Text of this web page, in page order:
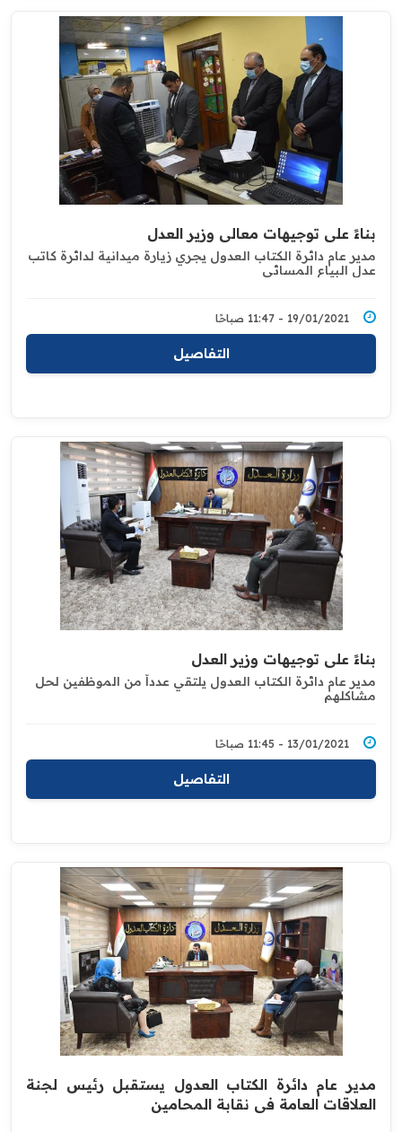
بناءً على توجيهات معالي وزير العدل ‏
مدير عام دائرة الكتاب العدول يجري زيارة ميدانية ‏لدائرة كاتب
عدل البياع المسائي
19/01/2021 - 11:47 صباحًا
التفاصيل
بناءً على توجيهات وزير العدل
مدير عام دائرة الكتاب العدول يلتقي عدداً من الموظفين لحل
مشاكلهم
13/01/2021 - 11:45 صباحًا
التفاصيل
مدير عام دائرة الكتاب العدول يستقبل رئيس لجنة
‏العلاقات العامة في نقابة المحامين